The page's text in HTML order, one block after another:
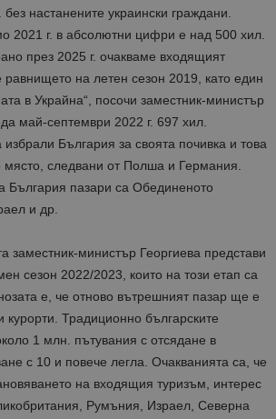
настанените украински граждани.
2021 г. в абсолютни цифри е над 500 хил.
през 2025 г. очакваме входящият
равнището на летен сезон 2019, като един
в Украйна“, посочи заместник-министър
май-септември 2022 г. 697 хил.
избрали България за своята почивка и това
място, следвани от Полша и Германия.
България пазари са Обединеното
и др.
заместник-министър Георгиева представи
сезон 2022/2023, които на този етап са
е, че отново вътрешният пазар ще е
курорти. Традиционно българските
1 млн. пътувания с отсядане в
с 10 и повече легла. Очакванията са, че
на входящия туризъм, интерес
Румъния, Израел, Северна